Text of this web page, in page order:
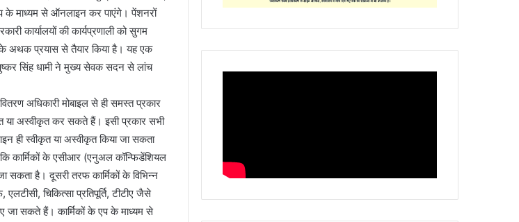
के माध्यम से ऑनलाइन कर पाएंगे। पेंशनरों
कार्यालयों की कार्यप्रणाली को सुगम
के अथक प्रयास से तैयार किया है। यह एक
सिंह धामी ने मुख्य सेवक सदन से लांच
अधिकारी मोबाइल से ही समस्त प्रकार
या अस्वीकृत कर सकते हैं। इसी प्रकार सभी
ही स्वीकृत या अस्वीकृत किया जा सकता
कार्मिकों के एसीआर (एनुअल कॉन्फिडेंशियल
सकता है। दूसरी तरफ कार्मिकों के विभिन्न
एलटीसी, चिकित्सा प्रतिपूर्ति, टीटीए जैसे
जा सकते हैं। कार्मिकों के एप के माध्यम से